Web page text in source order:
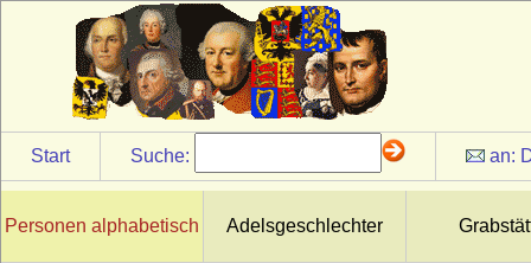
Start Suche: an:
Personen alphabetisch Adelsgeschlechter
* 26.09.1526; + 11.06.1569
Wolfgang von Hessen
* 06.11.1896; + 12.07.1989
Wolfgang von Hohenlohe-Weikersheim
(Wolfgang II.)
Wolfgang von Hohenzollern (Franz
Wolfgang von Hohenzollern)